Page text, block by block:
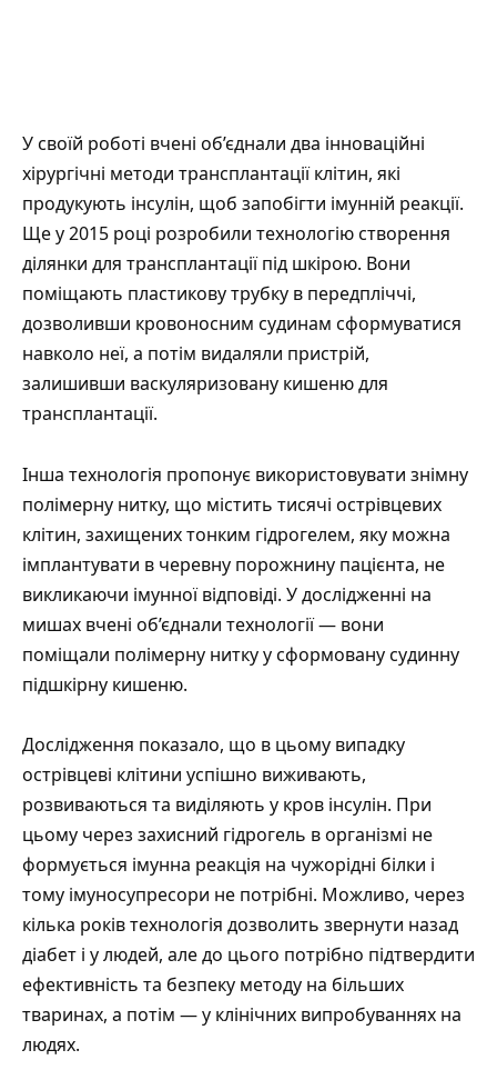
У своїй роботі вчені об’єднали два інноваційні
хірургічні методи трансплантації клітин, які
продукують інсулін, щоб запобігти імунній реакції.
Ще у 2015 році розробили технологію створення
ділянки для трансплантації під шкірою. Вони
поміщають пластикову трубку в передпліччі,
дозволивши кровоносним судинам сформуватися
навколо неї, а потім видаляли пристрій,
залишивши васкуляризовану кишеню для
трансплантації.
Інша технологія пропонує використовувати знімну
полімерну нитку, що містить тисячі острівцевих
клітин, захищених тонким гідрогелем, яку можна
імплантувати в черевну порожнину пацієнта, не
викликаючи імунної відповіді. У дослідженні на
мишах вчені об’єднали технології — вони
поміщали полімерну нитку у сформовану судинну
підшкірну кишеню.
Дослідження показало, що в цьому випадку
острівцеві клітини успішно виживають,
розвиваються та виділяють у кров інсулін. При
цьому через захисний гідрогель в організмі не
формується імунна реакція на чужорідні білки і
тому імуносупресори не потрібні. Можливо, через
кілька років технологія дозволить звернути назад
діабет і у людей, але до цього потрібно підтвердити
ефективність та безпеку методу на більших
тваринах, а потім — у клінічних випробуваннях на
людях.